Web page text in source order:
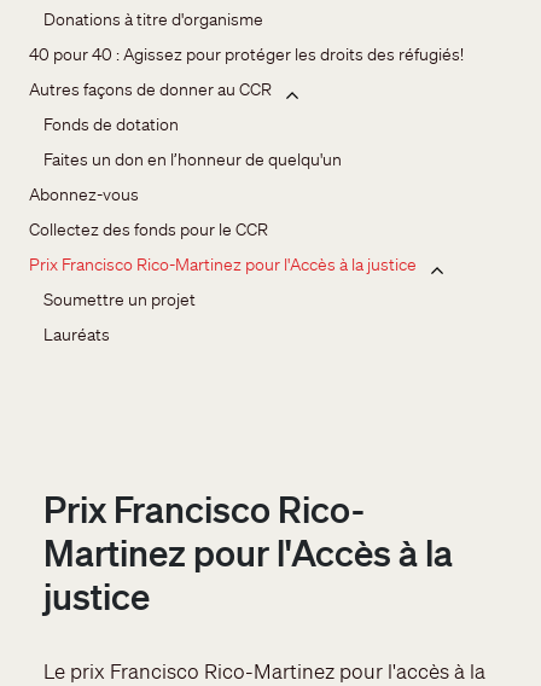
Prix Francisco Rico-
Martinez pour l'Accès à la
justice
Le prix Francisco Rico-Martinez pour l'accès à la
Donations à titre d'organisme
40 pour 40 : Agissez pour protéger les droits des réfugiés!
Autres façons de donner au CCR
Fonds de dotation
Faites un don en l’honneur de quelqu'un
Abonnez-vous
Collectez des fonds pour le CCR
Prix Francisco Rico-Martinez pour l'Accès à la justice
Soumettre un projet
Lauréats